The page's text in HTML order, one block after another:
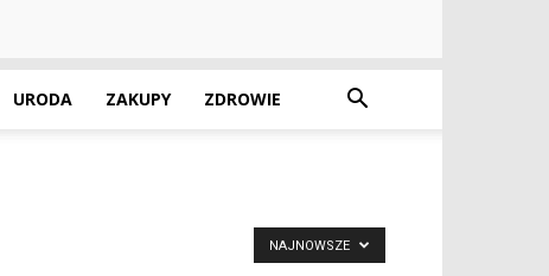
URODA ZAKUPY ZDROWIE
NAJNOWSZE